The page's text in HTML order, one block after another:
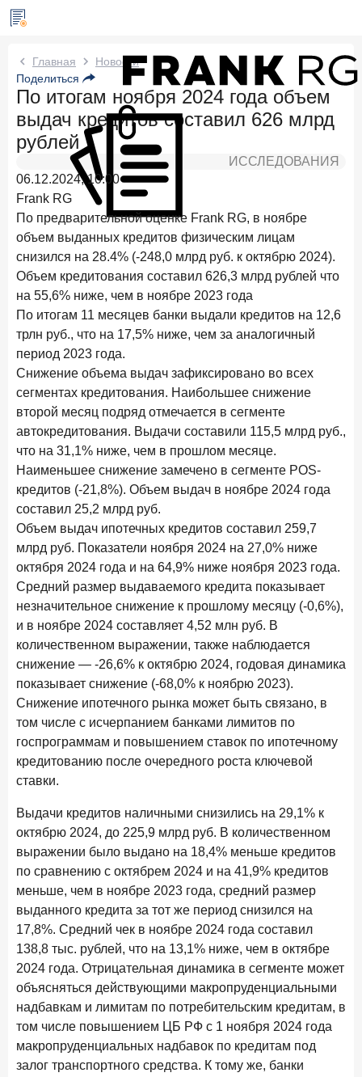
Новости Frank RG
Три дня назад ИССЛЕДОВАНИЕ
По итогам июля 2026 года объем выдач кредитов
составил 1 061,9 млрд руб.
4 августа 2026 года ИССЛЕДОВАНИЕ
Клиентский путь компании МСБ при смене
руководителя в банке обслуживания
24 июля 2026 года ИССЛЕДОВАНИЕ
Ипотека в России: итоги июня 2026 года в цифрах
22 июля 2026 года ИССЛЕДОВАНИЕ
Выгодные тарифы на брокерское обслуживание —
существенный фактор выбора брокера
15 июля 2026 года
Клиенты чаще всего узнают о сберегательных
продуктах из рекламы в интернете и на ТВ
9 июля 2026 года
С ростом благосостояния клиентов-сберегателей
увеличивается и склонность к диверсификации
По итогам июня 2026 года объем выдач кредитов
составил 1 166,4 млрд руб.
3 июля 2026 года
«Скорость измеряется секундами». Новые стандарты
банковского контакт-центра
25 июня 2026 года ИССЛЕДОВАНИЕ
Ипотека в России: итоги мая 2026 года в цифрах
22 июня 2026 года
«Честность — индустриальный стандарт»: как банки
завоевывают лояльность private-клиентов
Рассылка Frank RG
Итоги недели, наша трактовка основных событий
на банковском рынке
ПОДПИСАТЬСЯ
Я согласен с условиямиобработки данных
8 июня 2026 года ИССЛЕДОВАНИЕ
По итогам мая 2026 года объем выдач кредитов
составил 993,8 млрд руб.
4 июня 2026 года ИССЛЕДОВАНИЕ
Синергия интеллектов: будущее контакт-центров в
партнерстве человека и технологий
Главная
Новости
Поделиться
По итогам ноября 2024 года объем
выдач кредитов составил 626 млрд
рублей
ИССЛЕДОВАНИЯ
06.12.2024, 10:00
Frank RG
По предварительной оценке Frank RG, в ноябре
объем выданных кредитов физическим лицам
снизился на 28.4% (-248,0 млрд руб. к октябрю 2024).
Объем кредитования составил 626,3 млрд рублей что
на 55,6% ниже, чем в ноябре 2023 года
По итогам 11 месяцев банки выдали кредитов на 12,6
трлн руб., что на 17,5% ниже, чем за аналогичный
период 2023 года.
Снижение объема выдач зафиксировано во всех
сегментах кредитования. Наибольшее снижение
второй месяц подряд отмечается в сегменте
автокредитования. Выдачи составили 115,5 млрд руб.,
что на 31,1% ниже, чем в прошлом месяце.
Наименьшее снижение замечено в сегменте POS-
кредитов (-21,8%). Объем выдач в ноябре 2024 года
составил 25,2 млрд руб.
Объем выдач ипотечных кредитов составил 259,7
млрд руб. Показатели ноября 2024 на 27,0% ниже
октября 2024 года и на 64,9% ниже ноября 2023 года.
Средний размер выдаваемого кредита показывает
незначительное снижение к прошлому месяцу (-0,6%),
и в ноябре 2024 составляет 4,52 млн руб. В
количественном выражении, также наблюдается
снижение — -26,6% к октябрю 2024, годовая динамика
показывает снижение (-68,0% к ноябрю 2023).
Снижение ипотечного рынка может быть связано, в
том числе с исчерпанием банками лимитов по
госпрограммам и повышением ставок по ипотечному
кредитованию после очередного роста ключевой
ставки.
Выдачи кредитов наличными снизились на 29,1% к
октябрю 2024, до 225,9 млрд руб. В количественном
выражении было выдано на 18,4% меньше кредитов
по сравнению с октябрем 2024 и на 41,9% кредитов
меньше, чем в ноябре 2023 года, средний размер
выданного кредита за тот же период снизился на
17,8%. Средний чек в ноябре 2024 года составил
138,8 тыс. рублей, что на 13,1% ниже, чем в октябре
2024 года. Отрицательная динамика в сегменте может
объясняться действующими макропруденциальными
надбавкам и лимитам по потребительским кредитам, в
том числе повышением ЦБ РФ с 1 ноября 2024 года
макропруденциальных надбавок по кредитам под
залог транспортного средства. К тому же, банки